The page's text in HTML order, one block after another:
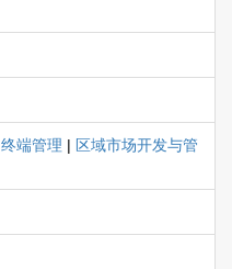
终端管理 | 区域市场开发与管